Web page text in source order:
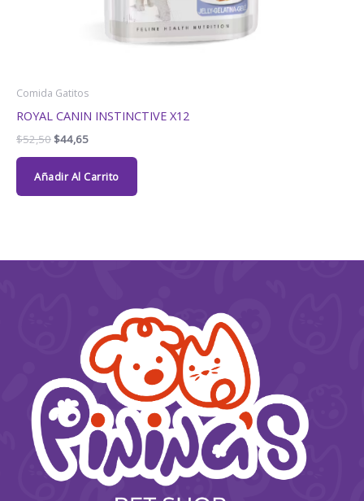
Comida Gatitos
ROYAL CANIN INSTINCTIVE X12
$52,50 $44,65
Añadir Al Carrito